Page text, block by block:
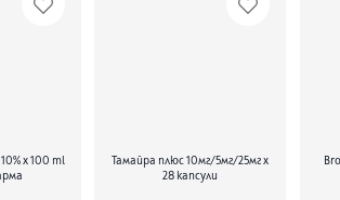
x 100 ml
Тамайра плюс 10мг/5мг/25мг х
28 капсули